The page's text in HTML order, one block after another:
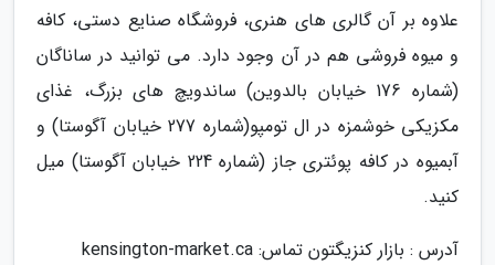
علاوه بر آن گالری های هنری، فروشگاه صنایع دستی، کافه
و میوه فروشی هم در آن وجود دارد. می توانید در ساناگان
(شماره 176 خیابان بالدوین) ساندویچ های بزرگ، غذای
مکزیکی خوشمزه در ال تومپو(شماره 277 خیابان آگوستا) و
آبمیوه در کافه پوئتری جاز (شماره 224 خیابان آگوستا) میل
کنید.
آدرس : بازار کنزیگتون تماس: kensington-market.ca